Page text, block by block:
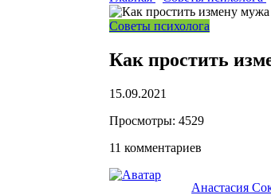
Советы психолога
Как простить
15.09.2021
Просмотры: 4529
11 комментариев
Анастасия